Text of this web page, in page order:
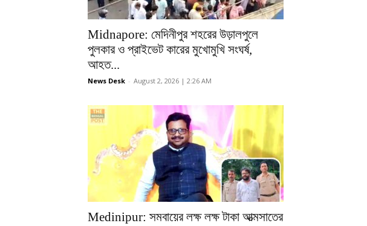
Midnapore: মেদিনীপুর শহরের উড়ালপুলে
পুলকার ও প্রাইভেট কারের মুখোমুখি সংঘর্ষ,
আহত...
News Desk - August 2, 2026 | 2:26 AM
Medinipur: সমবায়ের লক্ষ লক্ষ টাকা আত্মসাতের